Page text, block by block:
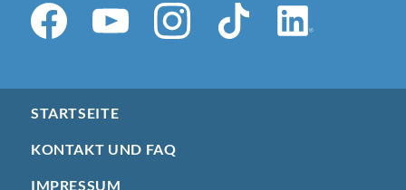
STARTSEITE
KONTAKT UND FAQ
IMPRESSUM